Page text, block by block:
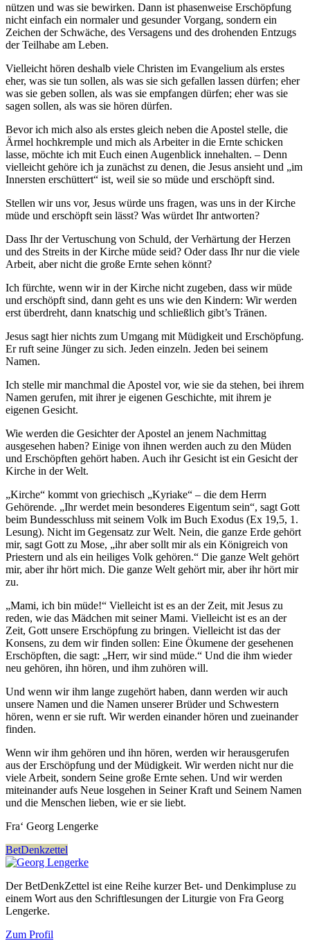
nützen und was sie bewirken. Dann ist phasenweise Erschöpfung
nicht einfach ein normaler und gesunder Vorgang, sondern ein
Zeichen der Schwäche, des Versagens und des drohenden Entzugs
der Teilhabe am Leben.
Vielleicht hören deshalb viele Christen im Evangelium als erstes
eher, was sie tun sollen, als was sie sich gefallen lassen dürfen; eher
was sie geben sollen, als was sie empfangen dürfen; eher was sie
sagen sollen, als was sie hören dürfen.
Bevor ich mich also als erstes gleich neben die Apostel stelle, die
Ärmel hochkremple und mich als Arbeiter in die Ernte schicken
lasse, möchte ich mit Euch einen Augenblick innehalten. – Denn
vielleicht gehöre ich ja zunächst zu denen, die Jesus ansieht und „im
Innersten erschüttert“ ist, weil sie so müde und erschöpft sind.
Stellen wir uns vor, Jesus würde uns fragen, was uns in der Kirche
müde und erschöpft sein lässt? Was würdet Ihr antworten?
Dass Ihr der Vertuschung von Schuld, der Verhärtung der Herzen
und des Streits in der Kirche müde seid? Oder dass Ihr nur die viele
Arbeit, aber nicht die große Ernte sehen könnt?
Ich fürchte, wenn wir in der Kirche nicht zugeben, dass wir müde
und erschöpft sind, dann geht es uns wie den Kindern: Wir werden
erst überdreht, dann knatschig und schließlich gibt’s Tränen.
Jesus sagt hier nichts zum Umgang mit Müdigkeit und Erschöpfung.
Er ruft seine Jünger zu sich. Jeden einzeln. Jeden bei seinem
Namen.
Ich stelle mir manchmal die Apostel vor, wie sie da stehen, bei ihrem
Namen gerufen, mit ihrer je eigenen Geschichte, mit ihrem je
eigenen Gesicht.
Wie werden die Gesichter der Apostel an jenem Nachmittag
ausgesehen haben? Einige von ihnen werden auch zu den Müden
und Erschöpften gehört haben. Auch ihr Gesicht ist ein Gesicht der
Kirche in der Welt.
„Kirche“ kommt von griechisch „Kyriake“ – die dem Herrn
Gehörende. „Ihr werdet mein besonderes Eigentum sein“, sagt Gott
beim Bundesschluss mit seinem Volk im Buch Exodus (Ex 19,5, 1.
Lesung). Nicht im Gegensatz zur Welt. Nein, die ganze Erde gehört
mir, sagt Gott zu Mose, „ihr aber sollt mir als ein Königreich von
Priestern und als ein heiliges Volk gehören.“ Die ganze Welt gehört
mir, aber ihr hört mich. Die ganze Welt gehört mir, aber ihr hört mir
zu.
„Mami, ich bin müde!“ Vielleicht ist es an der Zeit, mit Jesus zu
reden, wie das Mädchen mit seiner Mami. Vielleicht ist es an der
Zeit, Gott unsere Erschöpfung zu bringen. Vielleicht ist das der
Konsens, zu dem wir finden sollen: Eine Ökumene der gesehenen
Erschöpften, die sagt: „Herr, wir sind müde.“ Und die ihm wieder
neu gehören, ihn hören, und ihm zuhören will.
Und wenn wir ihm lange zugehört haben, dann werden wir auch
unsere Namen und die Namen unserer Brüder und Schwestern
hören, wenn er sie ruft. Wir werden einander hören und zueinander
finden.
Wenn wir ihm gehören und ihn hören, werden wir herausgerufen
aus der Erschöpfung und der Müdigkeit. Wir werden nicht nur die
viele Arbeit, sondern Seine große Ernte sehen. Und wir werden
miteinander aufs Neue losgehen in Seiner Kraft und Seinem Namen
und die Menschen lieben, wie er sie liebt.
Fra‘ Georg Lengerke
BetDenkzettel
Der BetDenkZettel ist eine Reihe kurzer Bet- und Denkimpluse zu
einem Wort aus den Schriftlesungen der Liturgie von Fra Georg
Lengerke.
Zum Profil